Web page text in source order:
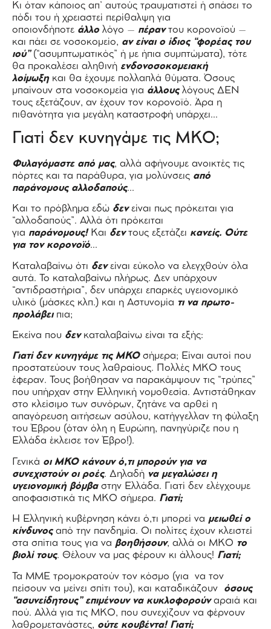
Κι όταν κάποιος απ’ αυτούς τραυματιστεί ή σπάσει το
πόδι του ή χρειαστεί περίθαλψη για
οποιονδήποτε άλλο λόγο – πέραν του κορονοϊού –
και πάει σε νοσοκομείο, αν είναι ο ίδιος “φορέας του
ιού”(“ασυμπτωματικός” ή με ήπια συμπτώματα), τότε
θα προκαλέσει αληθινή ενδονοσοκομειακή
λοίμωξηκαι θα έχουμε πολλαπλά θύματα. Όσους
μπαίνουν στα νοσοκομεία για άλλουςλόγους ΔΕΝ
τους εξετάζουν, αν έχουν τον κορονοϊό. Άρα η
πιθανότητα για μεγάλη καταστροφή υπάρχει…
Γιατί δεν κυνηγάμε τις ΜΚΟ;
Φυλαγόμαστε από μας, αλλά αφήνουμε ανοικτές τις
πόρτες και τα παράθυρα, για μολύνσεις από
παράνομους αλλοδαπούς…
Και το πρόβλημα εδώ δενείναι πως πρόκειται για
“αλλοδαπούς”. Αλλά ότι πρόκειται
για παράνομους! Και δεν τους εξετάζει κανείς. Ούτε
για τον κορονοϊό…
Καταλαβαίνω ότι δεν είναι εύκολο να ελεγχθούν όλα
αυτά. Το καταλαβαίνω πλήρως. Δεν υπάρχουν
“αντιδραστήρια”, δεν υπάρχει επαρκές υγειονομικό
υλικό (μάσκες κλπ.) και η Αστυνομία τι να πρωτο-
προλάβειπια;
Εκείνα που δενκαταλαβαίνω είναι τα εξής:
Γιατί δεν κυνηγάμε τις ΜΚΟσήμερα; Είναι αυτοί που
προστατεύουν τους λαθραίους. Πολλές ΜΚΟ τους
έφεραν. Τους βοήθησαν να παρακάμψουν τις “τρύπες”
που υπήρχαν στην Ελληνική νομοθεσία. Αντιστάθηκαν
στο κλείσιμο των συνόρων, ζητάνε να αρθεί η
απαγόρευση αιτήσεων ασύλου, κατήγγελλαν τη φύλαξη
του Έβρου (όταν όλη η Ευρώπη, πανηγύριζε που η
Ελλάδα έκλεισε τον Έβρο!).
Γενικά οι ΜΚΟ κάνουν ό,τι μπορούν για να
συνεχιστούν οι ροές. Δηλαδή να μεγαλώσει η
υγειονομική βόμβαστην Ελλάδα. Γιατί δεν ελέγχουμε
αποφασιστικά τις ΜΚΟ σήμερα. Γιατί;
Η Ελληνική κυβέρνηση κάνει ό,τι μπορεί να μειωθεί ο
κίνδυνοςαπό την πανδημία. Οι πολίτες έχουν κλειστεί
στα σπίτια τους για να βοηθήσουν, αλλά οι ΜΚΟ το
βιολί τους. Θέλουν να μας φέρουν κι άλλους! Γιατί;
Τα ΜΜΕ τρομοκρατούν τον κόσμο (για να τον
πείσουν να μείνει σπίτι του), και καταδικάζουν όσους
“ασυνείδητους” επιμένουν να κυκλοφορούναραιά και
πού. Αλλά για τις ΜΚΟ, που συνεχίζουν να φέρνουν
λαθρομετανάστες, ούτε κουβέντα! Γιατί;